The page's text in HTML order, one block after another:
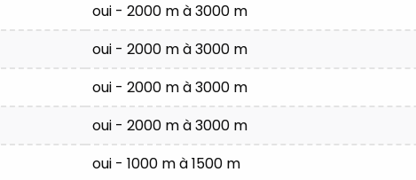
oui - 2000 m à 3000 m
oui - 2000 m à 3000 m
oui - 2000 m à 3000 m
oui - 2000 m à 3000 m
oui - 1000 m à 1500 m